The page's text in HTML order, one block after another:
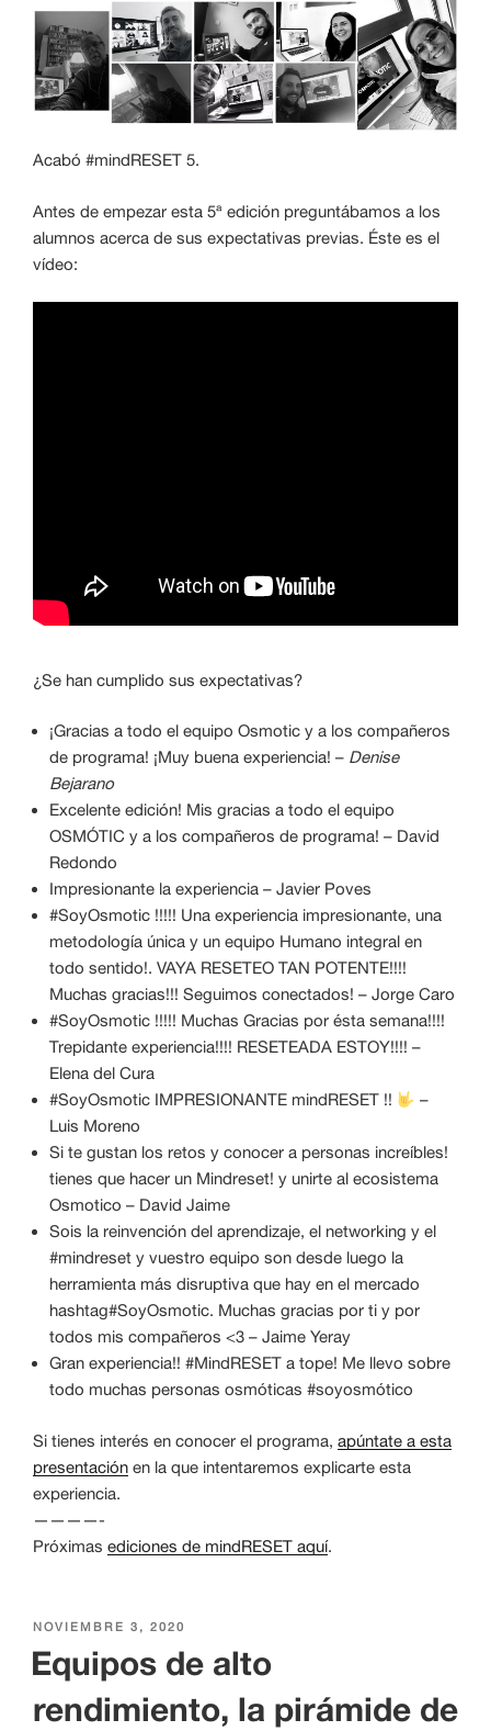
Acabó #mindRESET 5.
Antes de empezar esta 5ª edición preguntábamos a los
alumnos acerca de sus expectativas previas. Éste es el
vídeo:
¿Se han cumplido sus expectativas?
¡Gracias a todo el equipo Osmotic y a los compañeros
de programa! ¡Muy buena experiencia! – Denise
Bejarano
Excelente edición! Mis gracias a todo el equipo
OSMÓTIC y a los compañeros de programa! – David
Redondo
Impresionante la experiencia – Javier Poves
#SoyOsmotic !!!!! Una experiencia impresionante, una
metodología única y un equipo Humano integral en
todo sentido!. VAYA RESETEO TAN POTENTE!!!!
Muchas gracias!!! Seguimos conectados! – Jorge Caro
#SoyOsmotic !!!!! Muchas Gracias por ésta semana!!!!
Trepidante experiencia!!!! RESETEADA ESTOY!!!! –
Elena del Cura
#SoyOsmotic IMPRESIONANTE mindRESET !!
–
Luis Moreno
Si te gustan los retos y conocer a personas increíbles!
tienes que hacer un Mindreset! y unirte al ecosistema
Osmotico – David Jaime
Sois la reinvención del aprendizaje, el networking y el
#mindreset y vuestro equipo son desde luego la
herramienta más disruptiva que hay en el mercado
hashtag#SoyOsmotic. Muchas gracias por ti y por
todos mis compañeros <3 – Jaime Yeray
Gran experiencia!! #MindRESET a tope! Me llevo sobre
todo muchas personas osmóticas #soyosmótico
Si tienes interés en conocer el programa, apúntate a esta
presentación en la que intentaremos explicarte esta
experiencia.
————-
Próximas ediciones de mindRESET aquí.
PUBLICADO
NOVIEMBRE 3, 2020
Equipos de alto
rendimiento, la pirámide de